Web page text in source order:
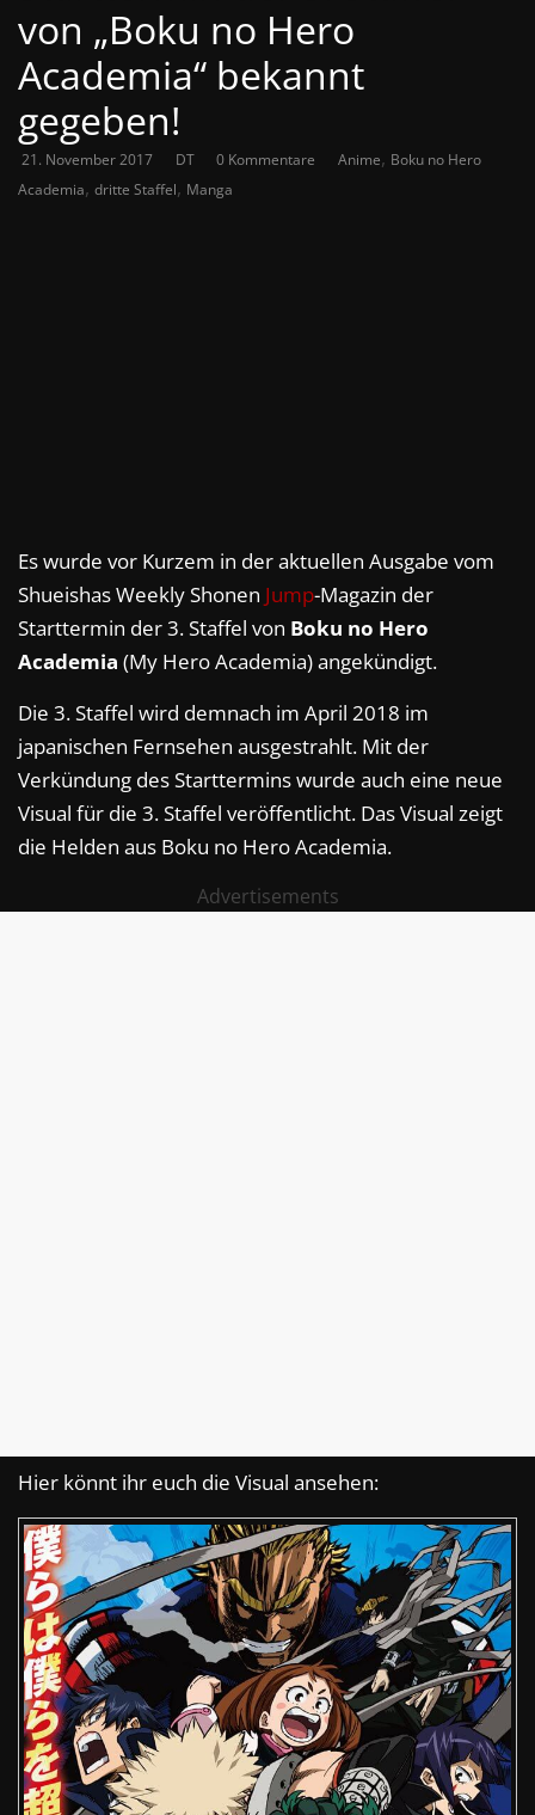
von „Boku no Hero
Academia“ bekannt
gegeben!
21. November 2017 DT 0 Kommentare Anime, Boku no Hero
Academia, dritte Staffel, Manga
Es wurde vor Kurzem in der aktuellen Ausgabe vom
Shueishas Weekly Shonen Jump-Magazin der
Starttermin der 3. Staffel von Boku no Hero
Academia (My Hero Academia) angekündigt.
Die 3. Staffel wird demnach im April 2018 im
japanischen Fernsehen ausgestrahlt. Mit der
Verkündung des Starttermins wurde auch eine neue
Visual für die 3. Staffel veröffentlicht. Das Visual zeigt
die Helden aus Boku no Hero Academia.
Advertisements
Hier könnt ihr euch die Visual ansehen: